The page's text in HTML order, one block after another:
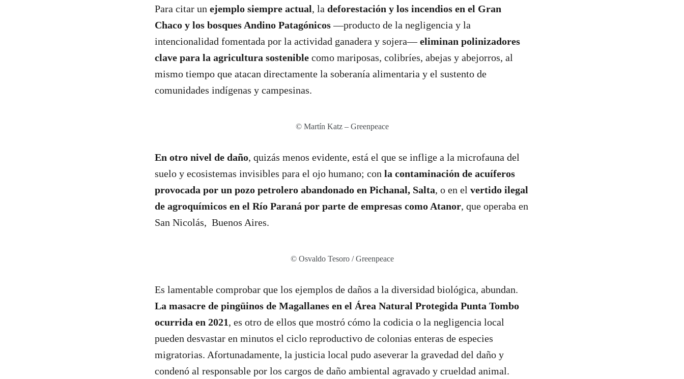
Para citar un ejemplo siempre actual, la deforestación y los incendios en el Gran
Chaco y los bosques Andino Patagónicos—producto de la negligencia y la
intencionalidad fomentada por la actividad ganadera y sojera—eliminan polinizadores
clave para la agricultura sostenible como mariposas, colibríes, abejas y abejorros, al
mismo tiempo que atacan directamente la soberanía alimentaria y el sustento de
comunidades indígenas y campesinas.
© Martín Katz – Greenpeace
En otro nivel de daño, quizás menos evidente, está el que se inflige a la microfauna del
suelo y ecosistemas invisibles para el ojo humano; con la contaminación de acuíferos
provocada por un pozo petrolero abandonado en Pichanal, Salta, o en el vertido ilegal
de agroquímicos en el Río Paraná por parte de empresas como Atanor, que operaba en
San Nicolás, Buenos Aires.
© Osvaldo Tesoro / Greenpeace
Es lamentable comprobar que los ejemplos de daños a la diversidad biológica, abundan.
La masacre de pingüinos de Magallanes en el Área Natural Protegida Punta Tombo
ocurrida en 2021, es otro de ellos que mostró cómo la codicia o la negligencia local
pueden desvastar en minutos el ciclo reproductivo de colonias enteras de especies
migratorias. Afortunadamente, la justicia local pudo aseverar la gravedad del daño y
condenó al responsable por los cargos de daño ambiental agravado y crueldad animal.